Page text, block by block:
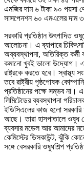
এমজির দাম ৬ টাকা ৯০ পয়সা
সাসপেনশন ৬০ এমএলের দাম
সরকারি প্রতিষ্ঠান উৎপাদিত
আলোচনা। এ ব্যাপারে
অব্যবস্থাপনা, অতিরিক্ত কর্মী
কমানো খুবই ভালো উদ্যোগ।
রাষ্ট্রকে করতে হবে। স্বাস্থ্য
তবে রাষ্ট্রীয় পৃষ্ঠপোষক
প্রতিষ্ঠানের পক্ষে সম্ভব না। এ
লিমিটেডের ব্যবস্থাপনা
ইডিসিএলের কাজ হলো সরকারি
আছে। তারা হাসপাতালে ওষুধ
ব্যবসার মডেল আর আমাদের
কেমিস্টের ডিসকাউন্ট, ঝুঁকি
সঙ্গে বেসরকারি ওষুধশিল্প